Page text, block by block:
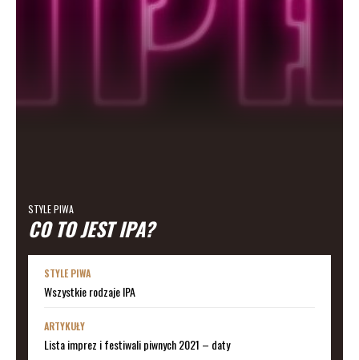
STYLE PIWA
CO TO JEST IPA?
STYLE PIWA
Wszystkie rodzaje IPA
ARTYKUŁY
Lista imprez i festiwali piwnych 2021 – daty